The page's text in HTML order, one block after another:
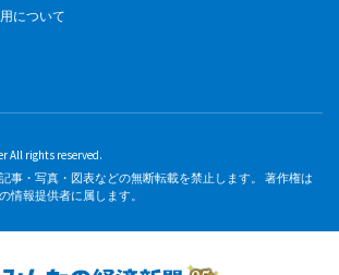
について
All rights reserved.
事・写真・図表などの無断転載を禁止します。 著作権は
情報提供者に属します。